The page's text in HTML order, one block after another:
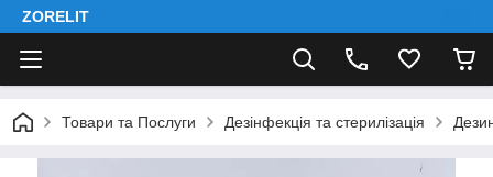
ZORELIT
Товари та Послуги Дезінфекція та стерилізація